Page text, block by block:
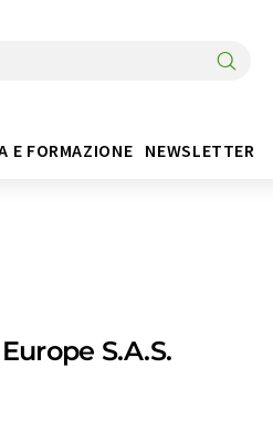
E FORMAZIONE NEWSLETTER
S.A.S.